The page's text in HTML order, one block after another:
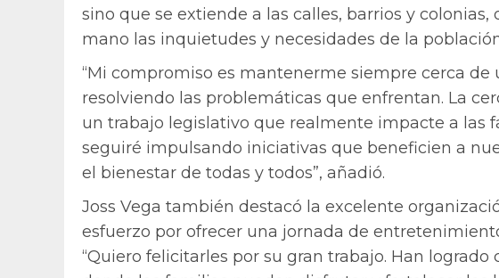
sino que se extiende a las calles, barrios y
mano las inquietudes y necesidades de la
“Mi compromiso es mantenerme siempre cerca de
resolviendo las problemáticas que enfrentan. La
un trabajo legislativo que realmente impacte a las
seguiré impulsando iniciativas que beneficien a
el bienestar de todas y todos”, añadió.
Joss Vega también destacó la excelente
esfuerzo por ofrecer una jornada de
“Quiero felicitarles por su gran trabajo. Han